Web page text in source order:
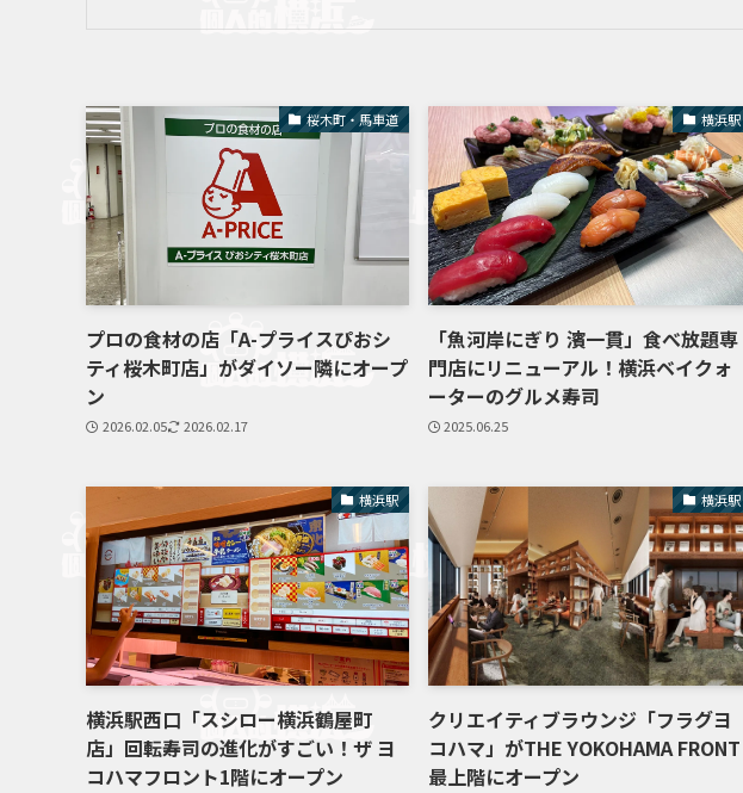
桜木町・馬車道
プロの食材の店「A-プライスぴおシ
ティ桜木町店」がダイソー隣にオープ
ン
2026.02.05 2026.02.17
横浜駅
「魚河岸にぎり 濱一貫」食べ放題専
門店にリニューアル！横浜ベイクォ
ーターのグルメ寿司
2025.06.25
横浜駅
横浜駅西口「スシロー横浜鶴屋町
店」回転寿司の進化がすごい！ザ ヨ
コハマフロント1階にオープン
横浜駅
クリエイティブラウンジ「フラグヨ
コハマ」がTHE YOKOHAMA FRONT
最上階にオープン